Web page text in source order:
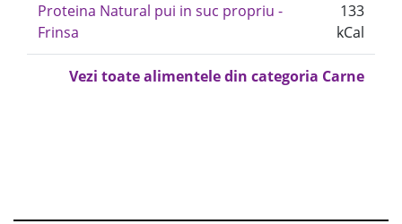
Proteina Natural pui in suc propriu -
Frinsa
133
kCal
Vezi toate alimentele din categoria Carne